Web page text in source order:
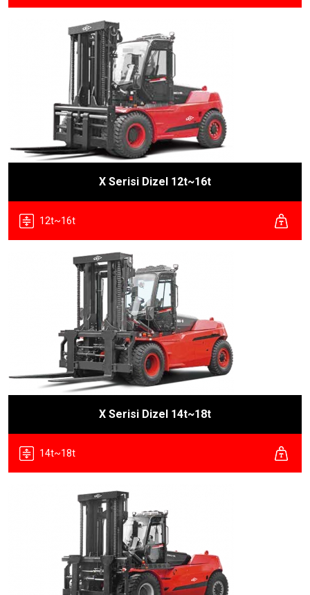
X Serisi Dizel 12t~16t
12t~16t
X Serisi Dizel 14t~18t
14t~18t